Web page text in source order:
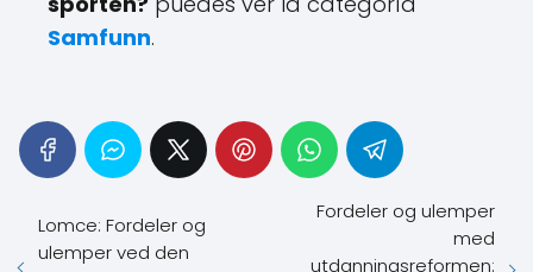
Samfunn.
Lomce: Fordeler og
ulemper ved den
Fordeler og ulemper
med
utdanningsreformen: